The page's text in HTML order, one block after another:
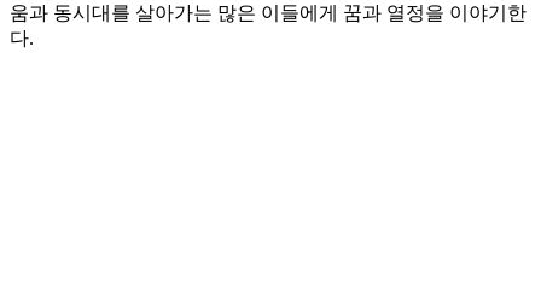
움과 동시대를 살아가는 많은 이들에게 꿈과 열정을 이야기한
다.